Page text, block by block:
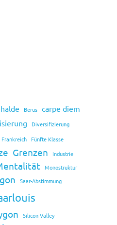
Berus carpe diem
Diversifizierung
Frankreich Fünfte Klasse
Grenzen
Industrie
Monostruktur
Saar-Abstimmung
Silicon Valley